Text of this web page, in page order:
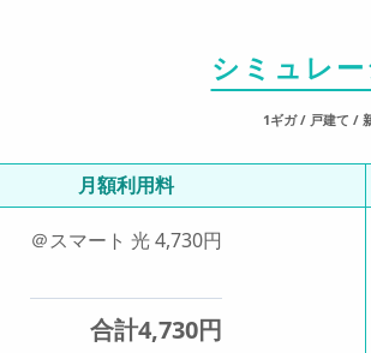
シミュレ
1ギガ / 戸建て /
月額利用料
＠スマート 光4,730円
合計4,730円